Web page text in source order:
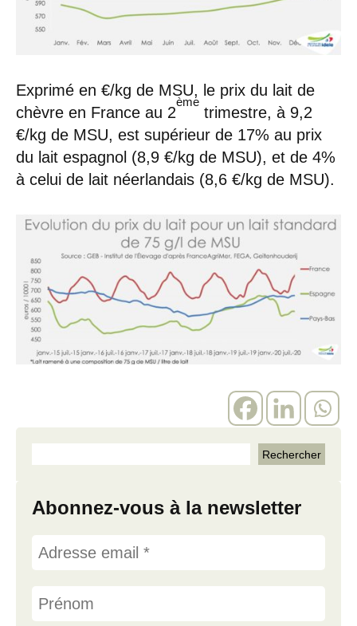
Exprimé en €/kg de MSU, le prix du lait de
chèvre en France au 2
ème
trimestre, à 9,2
€/kg de MSU, est supérieur de 17% au prix
du lait espagnol (8,9 €/kg de MSU), et de 4%
à celui de lait néerlandais (8,6 €/kg de MSU).
Abonnez-vous à la newsletter